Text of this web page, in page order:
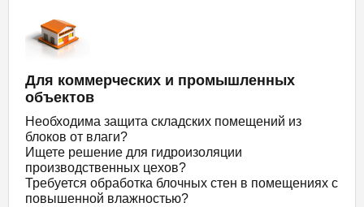
Для коммерческих и промышленных
объектов
Необходима защита складских помещений из
блоков от влаги?
Ищете решение для гидроизоляции
производственных цехов?
Требуется обработка блочных стен в помещениях с
повышенной влажностью?